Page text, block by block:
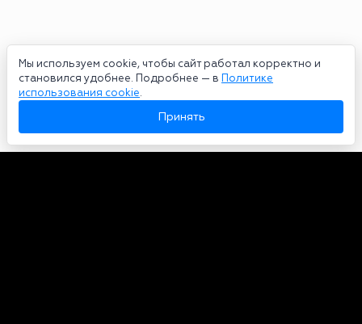
Мы используем cookie, чтобы сайт работал корректно и
становился удобнее. Подробнее — в Политике
использования cookie.
Принять